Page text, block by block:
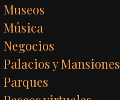
Museos
Música
Negocios
Palacios y Mansiones
Parques